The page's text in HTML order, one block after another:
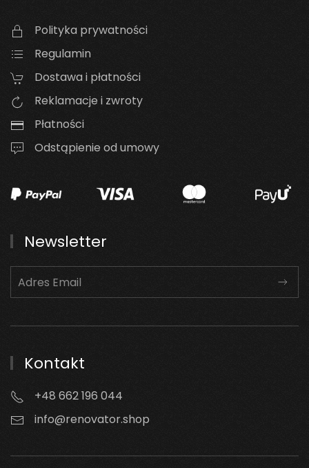
Polityka prywatności
Regulamin
Dostawa i płatności
Reklamacje i zwroty
Płatności
Odstąpienie od umowy
Newsletter
Kontakt
+48 662 196 044
info@renovator.shop